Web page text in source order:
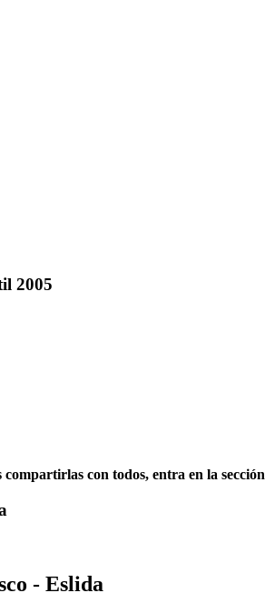
2005
con todos, entra en la sección
- Eslida